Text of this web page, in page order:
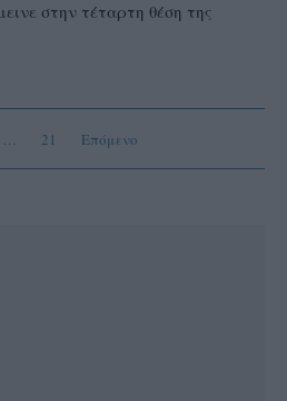
στην τέταρτη θέση της
… 21 Επόμενο